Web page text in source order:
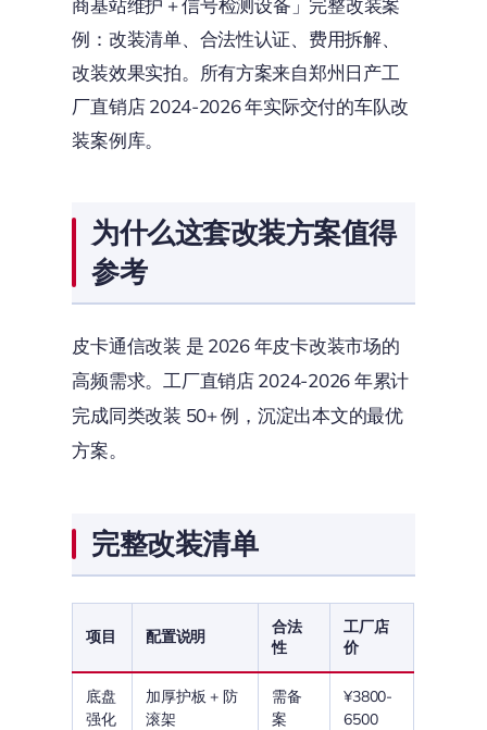
例：改装清单、合法性认证、费用拆解、
改装效果实拍。所有方案来自郑州日产工
厂直销店 2024-2026 年实际交付的车队改
装案例库。
为什么这套改装方案值得
参考
皮卡通信改装 是 2026 年皮卡改装市场的
高频需求。工厂直销店 2024-2026 年累计
完成同类改装 50+ 例，沉淀出本文的最优
方案。
完整改装清单
项目 配置说明
合法
性
工厂店
价
底盘
强化
加厚护板 + 防
滚架
需备
案
¥3800-
6500